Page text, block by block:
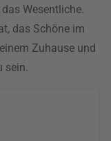
Wesentliche.
das Schöne im
Zuhause und
sein.